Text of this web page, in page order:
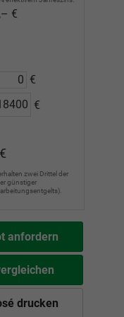
€
€
€
zwei Drittel der
günstiger
anfordern
drucken